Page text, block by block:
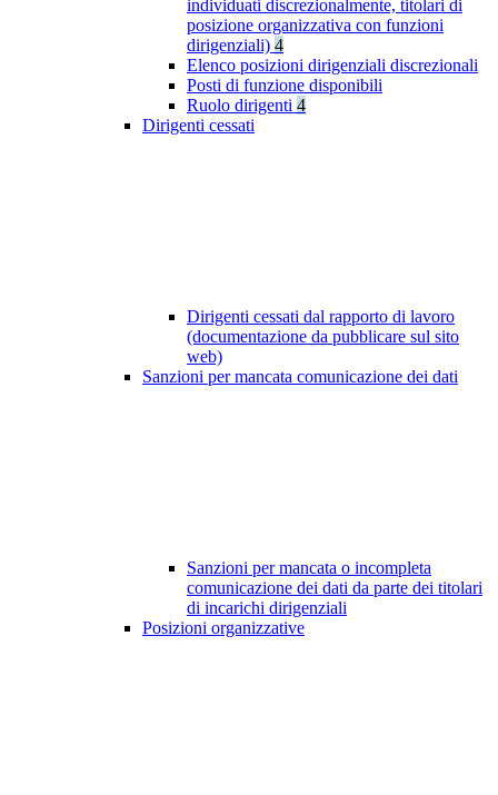
individuati discrezionalmente, titolari di
posizione organizzativa con funzioni
dirigenziali) 4
Elenco posizioni dirigenziali discrezionali
Posti di funzione disponibili
Ruolo dirigenti 4
Dirigenti cessati
Dirigenti cessati dal rapporto di lavoro
(documentazione da pubblicare sul sito
web)
Sanzioni per mancata comunicazione dei dati
Sanzioni per mancata o incompleta
comunicazione dei dati da parte dei titolari
di incarichi dirigenziali
Posizioni organizzative